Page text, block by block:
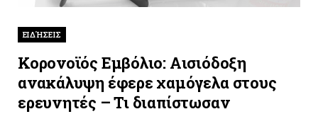
ΕΙΔΉΣΕΙΣ
Κορονοϊός Εμβόλιο: Αισιόδοξη
ανακάλυψη έφερε χαμόγελα στους
ερευνητές – Τι διαπίστωσαν